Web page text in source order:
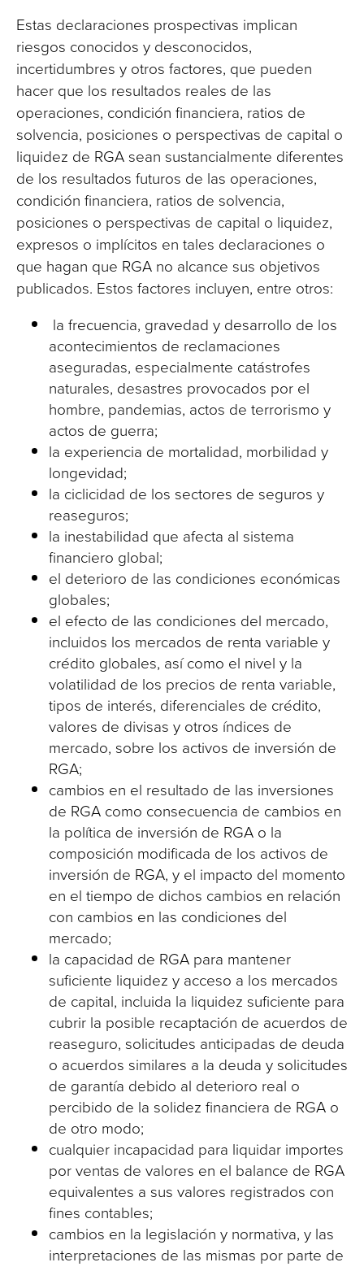
Estas declaraciones prospectivas implican
riesgos conocidos y desconocidos,
incertidumbres y otros factores, que pueden
hacer que los resultados reales de las
operaciones, condición financiera, ratios de
solvencia, posiciones o perspectivas de capital o
liquidez de RGA sean sustancialmente diferentes
de los resultados futuros de las operaciones,
condición financiera, ratios de solvencia,
posiciones o perspectivas de capital o liquidez,
expresos o implícitos en tales declaraciones o
que hagan que RGA no alcance sus objetivos
publicados. Estos factores incluyen, entre otros:
la frecuencia, gravedad y desarrollo de los
acontecimientos de reclamaciones
aseguradas, especialmente catástrofes
naturales, desastres provocados por el
hombre, pandemias, actos de terrorismo y
actos de guerra;
la experiencia de mortalidad, morbilidad y
longevidad;
la ciclicidad de los sectores de seguros y
reaseguros;
la inestabilidad que afecta al sistema
financiero global;
el deterioro de las condiciones económicas
globales;
el efecto de las condiciones del mercado,
incluidos los mercados de renta variable y
crédito globales, así como el nivel y la
volatilidad de los precios de renta variable,
tipos de interés, diferenciales de crédito,
valores de divisas y otros índices de
mercado, sobre los activos de inversión de
RGA;
cambios en el resultado de las inversiones
de RGA como consecuencia de cambios en
la política de inversión de RGA o la
composición modificada de los activos de
inversión de RGA, y el impacto del momento
en el tiempo de dichos cambios en relación
con cambios en las condiciones del
mercado;
la capacidad de RGA para mantener
suficiente liquidez y acceso a los mercados
de capital, incluida la liquidez suficiente para
cubrir la posible recaptación de acuerdos de
reaseguro, solicitudes anticipadas de deuda
o acuerdos similares a la deuda y solicitudes
de garantía debido al deterioro real o
percibido de la solidez financiera de RGA o
de otro modo;
cualquier incapacidad para liquidar importes
por ventas de valores en el balance de RGA
equivalentes a sus valores registrados con
fines contables;
cambios en la legislación y normativa, y las
interpretaciones de las mismas por parte de